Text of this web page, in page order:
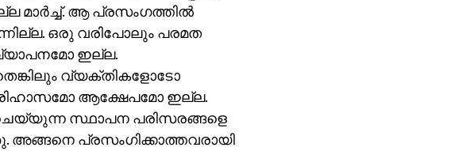
മാര്‍ച്ച്. ആ പ്രസംഗത്തില്‍
ഒരു വരിപോലും പരമത
ഇല്ല.
വ്യക്തികളോടോ
ആക്ഷേപമോ ഇല്ല.
സ്ഥാപന പരിസരങ്ങളെ
അങ്ങനെ പ്രസംഗിക്കാത്തവരായി